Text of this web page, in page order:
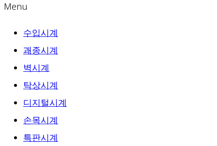
Menu
수입시계
괘종시계
벽시계
탁상시계
디지털시계
손목시계
특판시계